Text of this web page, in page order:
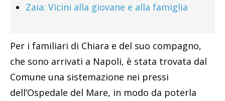
Zaia: Vicini alla giovane e alla famiglia
Per i familiari di Chiara e del suo compagno,
che sono arrivati a Napoli, è stata trovata dal
Comune una sistemazione nei pressi
dell’Ospedale del Mare, in modo da poterla